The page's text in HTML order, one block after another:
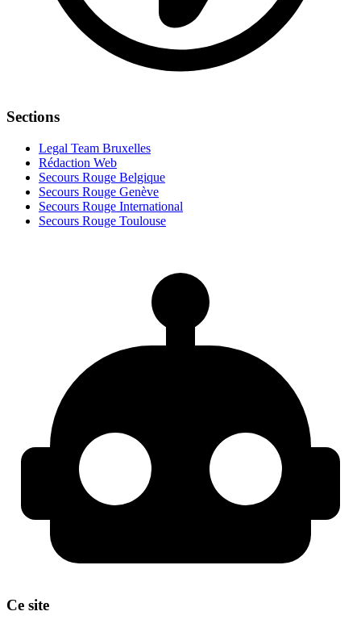
Sections
Legal Team Bruxelles
Rédaction Web
Secours Rouge Belgique
Secours Rouge Genève
Secours Rouge International
Secours Rouge Toulouse
Ce site